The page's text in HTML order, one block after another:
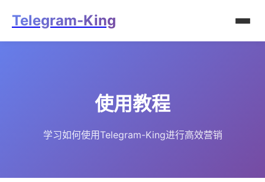
Telegram-King
使用教程
学习如何使用Telegram-King进行高效营销